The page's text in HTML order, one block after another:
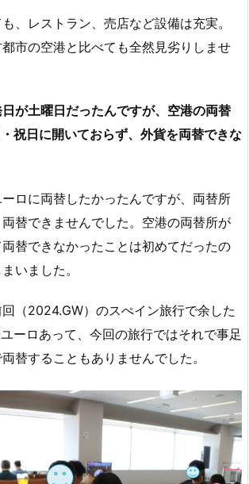
、レストラン、売店など設備は充実。
市の空港と比べても全然見劣りしませ
が土曜日だったんですが、空港の両替
祝日に開いておらず、外貨を両替できな
ロに両替したかったんですが、両替所
替できませんでした。空港の両替所が
替できなかったことは初めてだったの
いました。
（2024.GW）のスぺイン旅行で余した
ーロあって、今回の旅行ではそれで事足
替することもありませんでした。